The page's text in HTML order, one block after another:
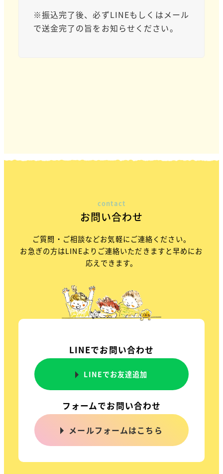
※振込完了後、必ずLINEもしくはメール
で送金完了の旨をお知らせください。
contact
お問い合わせ
ご質問・ご相談などお気軽にご連絡ください。
お急ぎの方はLINEよりご連絡いただきますと早めにお
応えできます。
LINEでお問い合わせ
LINEでお友達追加
フォームでお問い合わせ
メールフォームはこちら